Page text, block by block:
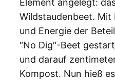
Element angelegt:
Wildstaudenbeet.
und Energie der
“No Dig“-Beet
und darauf
Kompost. Nun hieß